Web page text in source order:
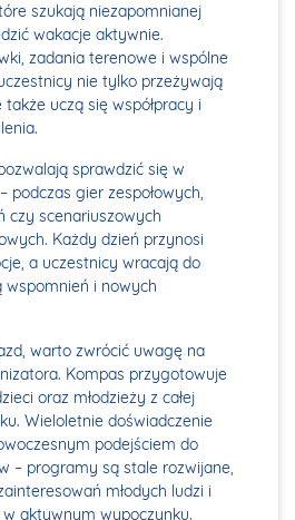
szukają niezapomnianej
wakacje aktywnie.
zadania terenowe i wspólne
nie tylko przeżywają
uczą się współpracy i
sprawdzić się w
podczas gier zespołowych,
czy scenariuszowych
Każdy dzień przynosi
a uczestnicy wracają do
wspomnień i nowych
warto zwrócić uwagę na
Kompas przygotowuje
oraz młodzieży z całej
Wieloletnie doświadczenie
podejściem do
– programy są stale rozwijane,
młodych ludzi i
aktywnym wypoczynku.